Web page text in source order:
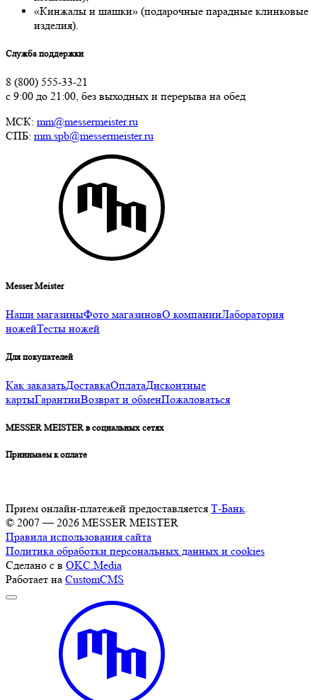
«Кинжалы и шашки» (подарочные парадные клинковые
изделия).
Служба поддержки
8 (800) 555-33-21
с 9:00 до 21:00, без выходных и перерыва на обед
МСК: mm@messermeister.ru
СПБ: mm.spb@messermeister.ru
Messer Meister
Наши магазиныФото магазиновО компанииЛаборатория
ножейТесты ножей
Для покупателей
Как заказатьДоставкаОплатаДисконтные
картыГарантииВозврат и обменПожаловаться
MESSER MEISTER в социальных сетях
Принимаем к оплате
Прием онлайн-платежей предоставляется Т-Банк
© 2007 — 2026 MESSER MEISTER
Правила использования сайта
Политика обработки персональных данных и cookies
Сделано с в OKC.Media
Работает на CustomCMS